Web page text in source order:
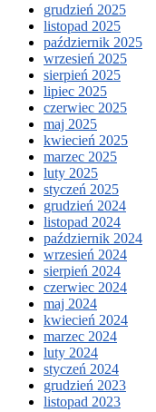
grudzień 2025
listopad 2025
październik 2025
wrzesień 2025
sierpień 2025
lipiec 2025
czerwiec 2025
maj 2025
kwiecień 2025
marzec 2025
luty 2025
styczeń 2025
grudzień 2024
listopad 2024
październik 2024
wrzesień 2024
sierpień 2024
czerwiec 2024
maj 2024
kwiecień 2024
marzec 2024
luty 2024
styczeń 2024
grudzień 2023
listopad 2023